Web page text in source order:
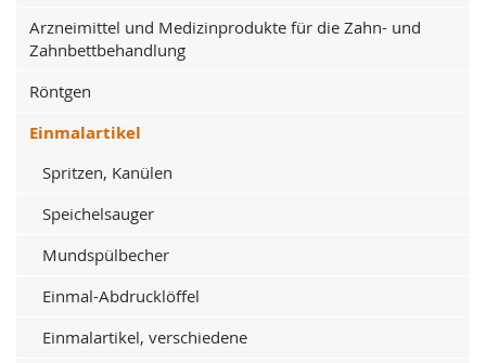
Arzneimittel und Medizinprodukte für die Zahn- und
Zahnbettbehandlung
Röntgen
Einmalartikel
Spritzen, Kanülen
Speichelsauger
Mundspülbecher
Einmal-Abdrucklöffel
Einmalartikel, verschiedene